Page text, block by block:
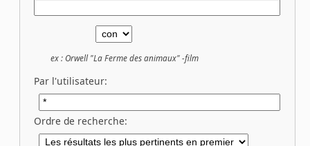
ex :Orwell "La Ferme des animaux" -film
Par l'utilisateur:
Ordre de recherche: